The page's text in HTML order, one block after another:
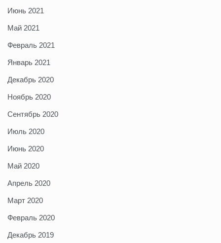
Июнь 2021
Май 2021
Февраль 2021
Январь 2021
Декабрь 2020
Ноябрь 2020
Сентябрь 2020
Июль 2020
Июнь 2020
Май 2020
Апрель 2020
Март 2020
Февраль 2020
Декабрь 2019